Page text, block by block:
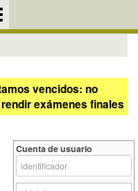
vencidos: no
exámenes finales
Cuenta de usuario